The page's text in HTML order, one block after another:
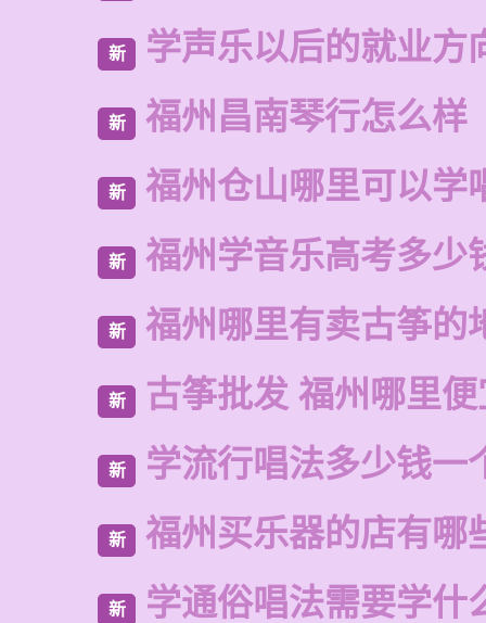
新 学声乐以后的就业方
新 福州昌南琴行怎么样
新 福州仓山哪里可以学
新 福州学音乐高考多少
新 福州哪里有卖古筝的
新 古筝批发 福州哪里
新 学流行唱法多少钱一
新 福州买乐器的店有哪
新 学通俗唱法需要学什